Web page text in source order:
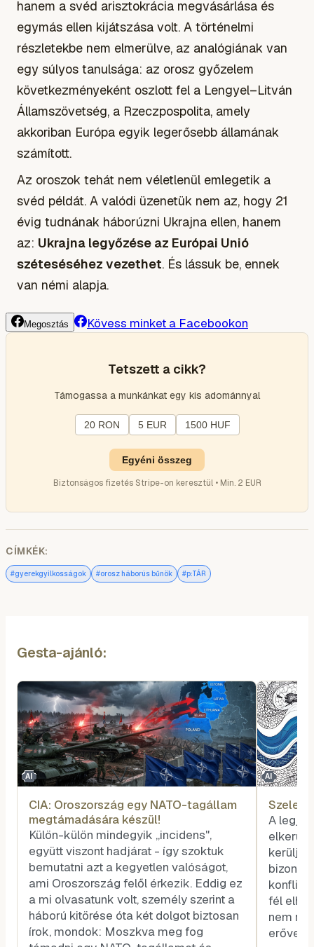
hanem a svéd arisztokrácia megvásárlása és
egymás ellen kijátszása volt. A történelmi
részletekbe nem elmerülve, az analógiának van
egy súlyos tanulsága: az orosz győzelem
következményeként oszlott fel a Lengyel–Litván
Államszövetség, a Rzeczpospolita, amely
akkoriban Európa egyik legerősebb államának
számított.
Az oroszok tehát nem véletlenül emlegetik a
svéd példát. A valódi üzenetük nem az, hogy 21
évig tudnának háborúzni Ukrajna ellen, hanem
az: Ukrajna legyőzése az Európai Unió
széteséséhez vezethet. És lássuk be, ennek
van némi alapja.
Megosztás Kövess minket a Facebookon
Tetszett a cikk?
Támogassa a munkánkat egy kis adománnyal
20 RON 5 EUR 1500 HUF
Egyéni összeg
Biztonságos fizetés Stripe-on keresztül • Min. 2 EUR
CÍMKÉK:
#gyerekgyilkosságok #orosz háborús bűnök #p:TÁR
Gesta-ajánló:
AI
CIA: Oroszország egy NATO-tagállam
megtámadására készül!
Külön-külön mindegyik „incidens",
együtt viszont hadjárat - így szoktuk
bemutatni azt a kegyetlen valóságot,
ami Oroszország felől érkezik. Eddig ez
a mi olvasatunk volt, személy szerint a
háború kitörése óta két dolgot biztosan
írok, mondok: Moszkva meg fog
AI
Szele
A
fél
nem
erővel,